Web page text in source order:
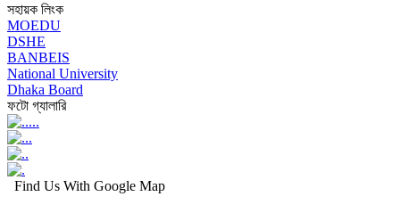
সহায়ক লিংক
MOEDU
DSHE
BANBEIS
National University
Dhaka Board
ফটো গ্যালারি
Find Us With Google Map